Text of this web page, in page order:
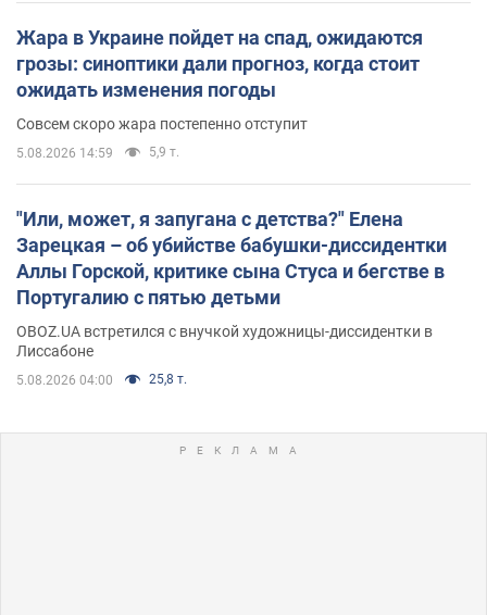
Жара в Украине пойдет на спад, ожидаются
грозы: синоптики дали прогноз, когда стоит
ожидать изменения погоды
Совсем скоро жара постепенно отступит
5.08.2026 14:59 5,9 т.
"Или, может, я запугана с детства?" Елена
Зарецкая – об убийстве бабушки-диссидентки
Аллы Горской, критике сына Стуса и бегстве в
Португалию с пятью детьми
OBOZ.UA встретился с внучкой художницы-диссидентки в
Лиссабоне
5.08.2026 04:00 25,8 т.